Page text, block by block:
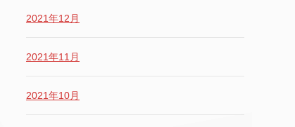
2021年12月
2021年11月
2021年10月